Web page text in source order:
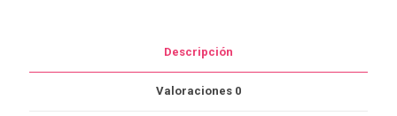
Descripción
Valoraciones 0